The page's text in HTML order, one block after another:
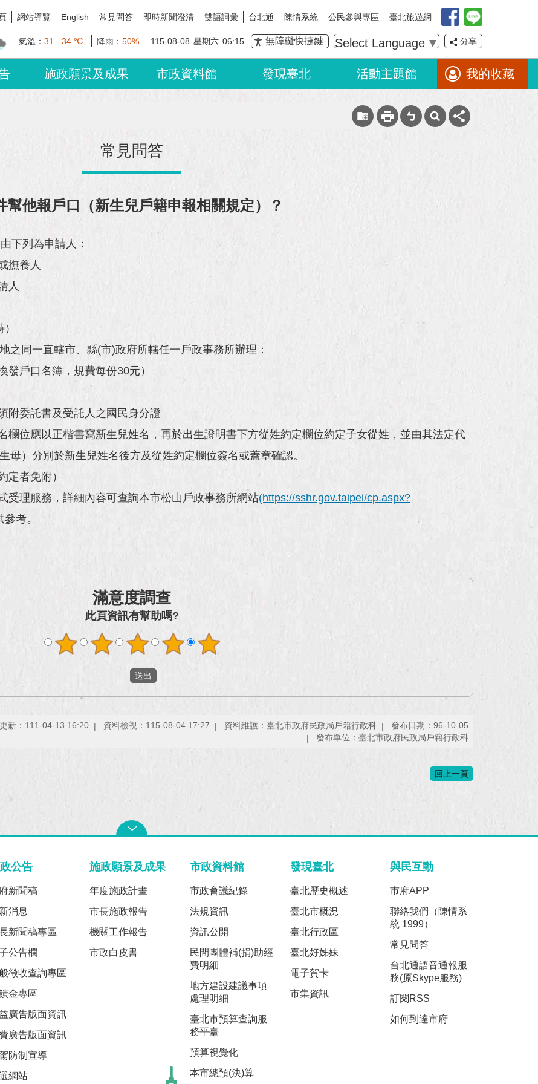
網站導覽 English 常見問答 即時新聞澄清 雙語詞彙 台北通 陳情系統 公民參與專區 臺北旅遊網
氣溫： 31 - 34 ℃ 降雨： 50% 115-08-08 星期六 06:15 無障礙快捷鍵 Select Language ▼ 分享
施政願景及成果 市政資料館 發現臺北 活動主題館 我的收藏
常見問答
他報戶口（新生兒戶籍申報相關規定）？
下列為申請人：
撫養人
人
之同一直轄市、縣(市)政府所轄任一戶政事務所辦理：
戶口名簿，規費每份30元）
附委託書及受託人之國民身分證
欄位應以正楷書寫新生兒姓名，再於出生證明書下方從姓約定欄位約定子女從姓，並由其法定代
母）分別於新生兒姓名後方及從姓約定欄位簽名或蓋章確認。
定者免附）
受理服務，詳細內容可查詢本市松山戶政事務所網站(https://sshr.gov.taipei/cp.aspx?
考。
滿意度調查
此頁資訊有幫助嗎?
新：111-04-13 16:20 資料檢視：115-08-04 17:27 資料維護：臺北市政府民政局戶籍行政科
發布日期：96-10-05
發布單位：臺北市政府民政局戶籍行政科
回上一頁
公告
新聞稿
消息
新聞稿專區
公告欄
徵收查詢專區
金專區
廣告版面資訊
廣告版面資訊
防制宣導
網站
施政願景及成果
年度施政計畫
市長施政報告
機關工作報告
市政白皮書
市政資料館
市政會議紀錄
法規資訊
資訊公開
民間團體補(捐)助經
費明細
地方建設建議事項
處理明細
臺北市預算查詢服
務平臺
預算視覺化
本市總預(決)算
發現臺北
臺北歷史概述
臺北市概況
臺北行政區
臺北好姊妹
電子賀卡
市集資訊
與民互動
市府APP
聯絡我們（陳情系
統 1999）
常見問答
台北通語音通報服
務(原Skype服務)
訂閱RSS
如何到達市府